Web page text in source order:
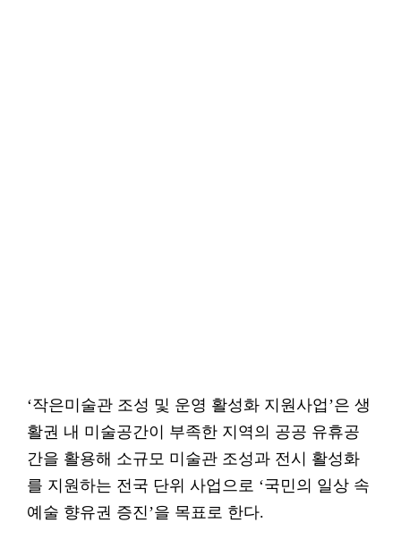
‘작은미술관 조성 및 운영 활성화 지원사업’은 생
활권 내 미술공간이 부족한 지역의 공공 유휴공
간을 활용해 소규모 미술관 조성과 전시 활성화
를 지원하는 전국 단위 사업으로 ‘국민의 일상 속
예술 향유권 증진’을 목표로 한다.